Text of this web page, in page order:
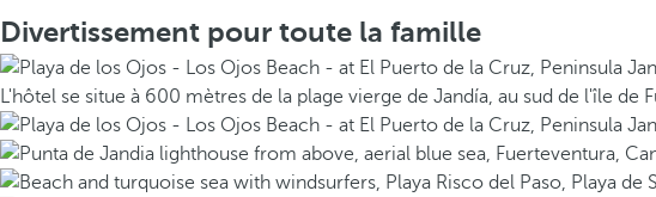
Divertissement pour toute la famille
L'hôtel se situe à 600 mètres de la plage vierge de Jandía, au sud de l'île